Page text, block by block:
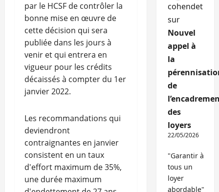
par le HCSF de contrôler la
bonne mise en œuvre de
cette décision qui sera
publiée dans les jours à
venir et qui entrera en
vigueur pour les crédits
décaissés à compter du 1er
janvier 2022.
Les recommandations qui
deviendront
contraignantes en janvier
consistent en un taux
d'effort maximum de 35%,
une durée maximum
cohendet
sur
Nouvel
appel à
la
de
des
loyers
22/05/2026
"Garantir à
tous un
loyer
abordable"